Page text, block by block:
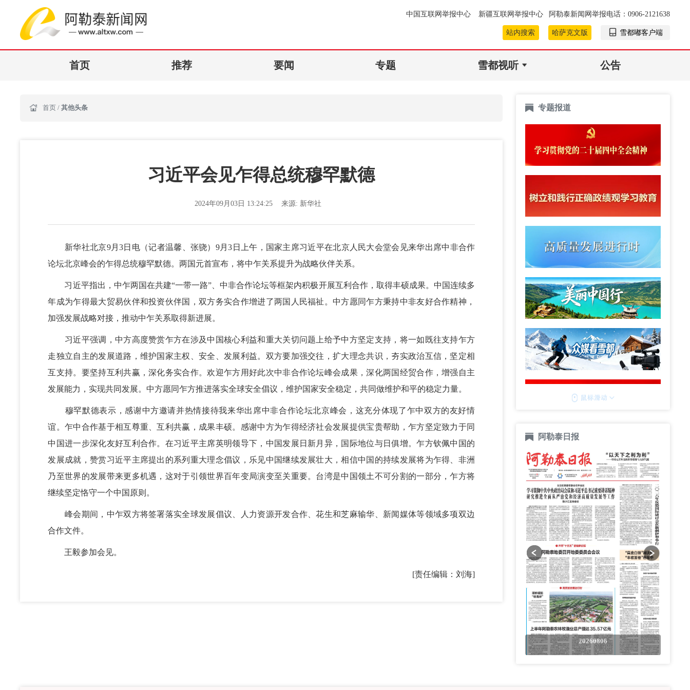
中国互联网举报中心 新疆互联网举报中心 阿勒泰新闻网举报电话：0906-2121638
站内搜索 哈萨克文版 雪都嘟客户端
首页 推荐 要闻 专题 雪都视听 公告
首页 / 其他头条
习近平会见乍得总统穆罕默德
2024年09月03日 13:24:25 来源: 新华社
新华社北京9月3日电（记者温馨、张骁）9月3日上午，国家主席习近平在北京人民大会堂会见来华出席中非合作
论坛北京峰会的乍得总统穆罕默德。两国元首宣布，将中乍关系提升为战略伙伴关系。
习近平指出，中乍两国在共建“一带一路”、中非合作论坛等框架内积极开展互利合作，取得丰硕成果。中国连续多
年成为乍得最大贸易伙伴和投资伙伴国，双方务实合作增进了两国人民福祉。中方愿同乍方秉持中非友好合作精神，
加强发展战略对接，推动中乍关系取得新进展。
习近平强调，中方高度赞赏乍方在涉及中国核心利益和重大关切问题上给予中方坚定支持，将一如既往支持乍方
走独立自主的发展道路，维护国家主权、安全、发展利益。双方要加强交往，扩大理念共识，夯实政治互信，坚定相
互支持。要坚持互利共赢，深化务实合作。欢迎乍方用好此次中非合作论坛峰会成果，深化两国经贸合作，增强自主
发展能力，实现共同发展。中方愿同乍方推进落实全球安全倡议，维护国家安全稳定，共同做维护和平的稳定力量。
穆罕默德表示，感谢中方邀请并热情接待我来华出席中非合作论坛北京峰会，这充分体现了乍中双方的友好情
谊。乍中合作基于相互尊重、互利共赢，成果丰硕。感谢中方为乍得经济社会发展提供宝贵帮助，乍方坚定致力于同
中国进一步深化友好互利合作。在习近平主席英明领导下，中国发展日新月异，国际地位与日俱增。乍方钦佩中国的
发展成就，赞赏习近平主席提出的系列重大理念倡议，乐见中国继续发展壮大，相信中国的持续发展将为乍得、非洲
乃至世界的发展带来更多机遇，这对于引领世界百年变局演变至关重要。台湾是中国领土不可分割的一部分，乍方将
继续坚定恪守一个中国原则。
峰会期间，中乍双方将签署落实全球发展倡议、人力资源开发合作、花生和芝麻输华、新闻媒体等领域多项双边
合作文件。
王毅参加会见。
[责任编辑：刘海]
专题报道
阿勒泰日报
20260806